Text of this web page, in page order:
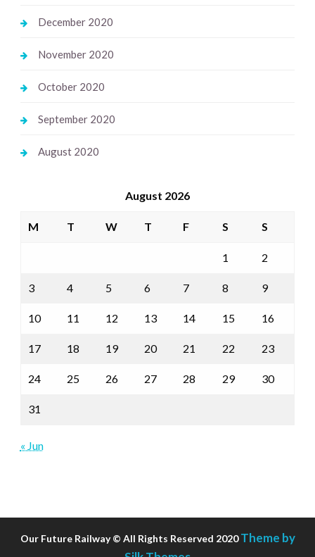
December 2020
November 2020
October 2020
September 2020
August 2020
August 2026
M T W T F S S
1 2
3 4 5 6 7 8 9
10 11 12 13 14 15 16
17 18 19 20 21 22 23
24 25 26 27 28 29 30
31
« Jun
Our Future Railway © All Rights Reserved 2020Theme by